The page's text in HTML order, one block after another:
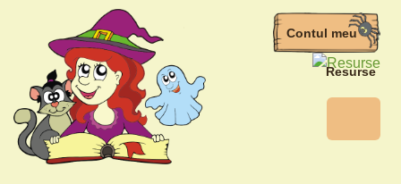
Contul meu
Resurse